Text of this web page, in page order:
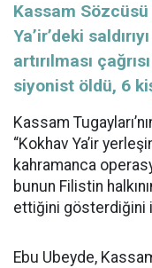
Kassam
Ya’ir’deki
artırılması
siyonist öldü, 6
Kassam
“Kokhav Ya’ir
kahramanca
bunun Filistin
ettiğini gösterdiğini
Ebu Ubeyde,